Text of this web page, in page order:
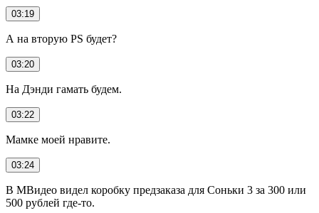
03:19
А на вторую PS будет?
03:20
На Дэнди гамать будем.
03:22
Мамке моей нравите.
03:24
В МВидео видел коробку предзаказа для Соньки 3 за 300 или
500 рублей где-то.